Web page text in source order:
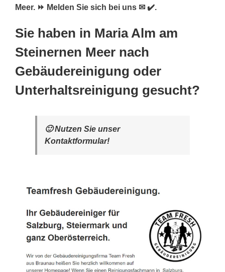
Meer. ⏩ Melden Sie sich bei uns ✉ ✔️.
Sie haben in Maria Alm am
Steinernen Meer nach
Gebäudereinigung oder
Unterhaltsreinigung gesucht?
🙂 Nutzen Sie unser
Kontaktformular!